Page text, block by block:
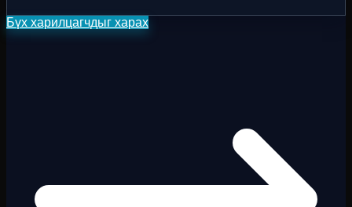
Бүх харилцагчдыг харах